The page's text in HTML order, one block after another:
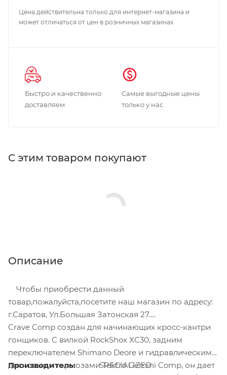
Цена действительна только для интернет-магазина и
может отличаться от цен в розничных магазинах
Быстро и качественно
доставляем
Самые выгодные цены
только у нас
С этим товаром покупают
Описание
Чтобы приобрести данный
товар,пожалуйста,посетите наш магазин по адресу:
г.Саратов, Ул.Большая Затонская 27.
Crave Comp создан для начинающих кросс-кантри
гонщиков. С вилкой RockShox XC30, задним
переключателем Shimano Deore и гидравлическими
дисковыми тормозами Tektro Gemini Comp, он дает
Производитель:
SPECIALIZED